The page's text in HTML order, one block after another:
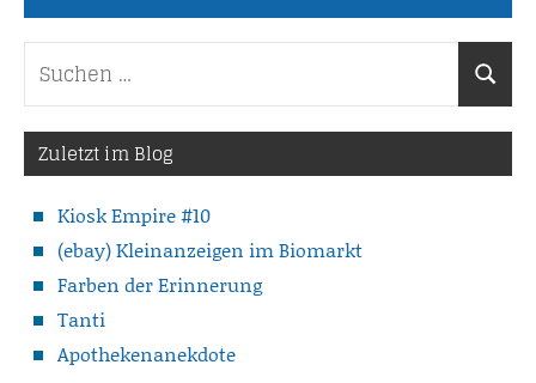
Zuletzt im Blog
Kiosk Empire #10
(ebay) Kleinanzeigen im Biomarkt
Farben der Erinnerung
Tanti
Apothekenanekdote